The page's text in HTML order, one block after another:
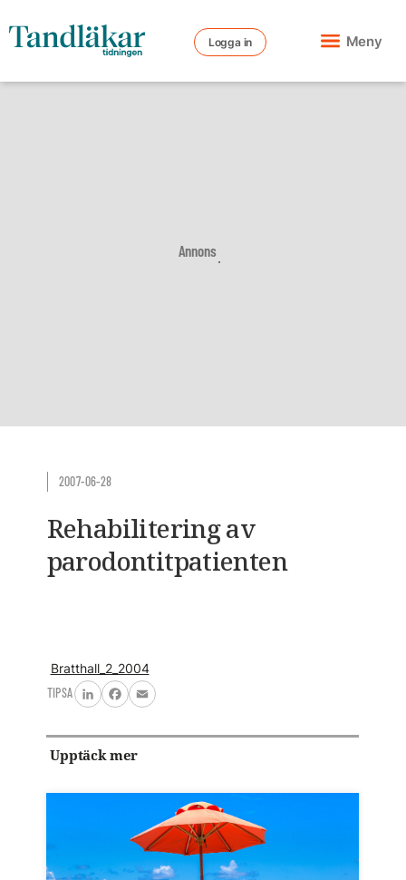
Logga in Meny
Annons
2007-06-28
Rehabilitering av
parodontitpatienten
Bratthall_2_2004
TIPSA
LinkedInFacebook
Email
Upptäck mer